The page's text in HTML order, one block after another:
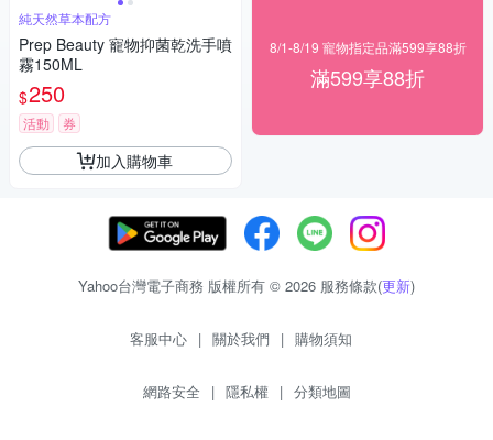
純天然草本配方
Prep Beauty 寵物抑菌乾洗手噴
霧150ML
$250
活動 券
加入購物車
8/1-8/19 寵物指定品滿599享88折
滿599享88折
Yahoo台灣電子商務 版權所有 © 2026 服務條款(更新)
客服中心 | 關於我們 | 購物須知
網路安全 | 隱私權 | 分類地圖